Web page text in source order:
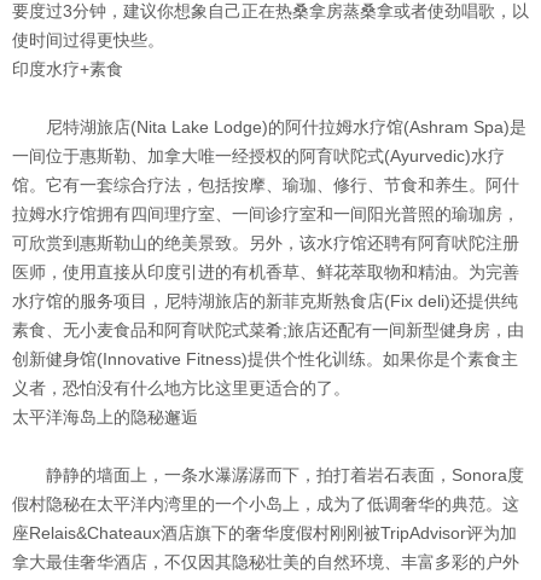
要度过3分钟，建议你想象自己正在热桑拿房蒸桑拿或者使劲唱歌，以
使时间过得更快些。
印度水疗+素食
尼特湖旅店(Nita Lake Lodge)的阿什拉姆水疗馆(Ashram Spa)是
一间位于惠斯勒、加拿大唯一经授权的阿育吠陀式(Ayurvedic)水疗
馆。它有一套综合疗法，包括按摩、瑜珈、修行、节食和养生。阿什
拉姆水疗馆拥有四间理疗室、一间诊疗室和一间阳光普照的瑜珈房，
可欣赏到惠斯勒山的绝美景致。另外，该水疗馆还聘有阿育吠陀注册
医师，使用直接从印度引进的有机香草、鲜花萃取物和精油。为完善
水疗馆的服务项目，尼特湖旅店的新菲克斯熟食店(Fix deli)还提供纯
素食、无小麦食品和阿育吠陀式菜肴;旅店还配有一间新型健身房，由
创新健身馆(Innovative Fitness)提供个性化训练。如果你是个素食主
义者，恐怕没有什么地方比这里更适合的了。
太平洋海岛上的隐秘邂逅
静静的墙面上，一条水瀑潺潺而下，拍打着岩石表面，Sonora度
假村隐秘在太平洋内湾里的一个小岛上，成为了低调奢华的典范。这
座Relais&Chateaux酒店旗下的奢华度假村刚刚被TripAdvisor评为加
拿大最佳奢华酒店，不仅因其隐秘壮美的自然环境、丰富多彩的户外